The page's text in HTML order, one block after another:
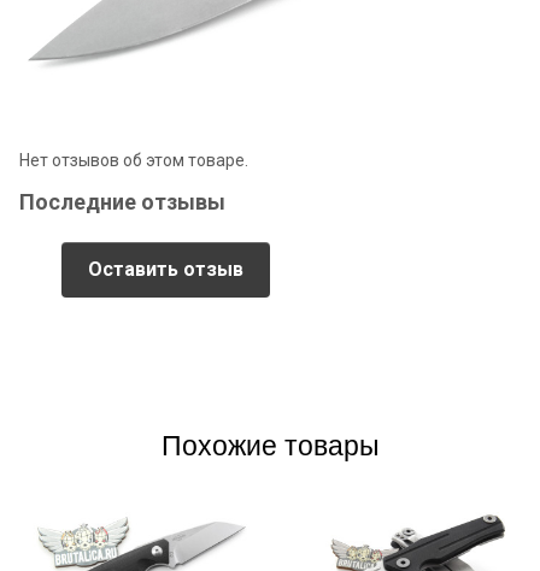
Нет отзывов об этом товаре.
Последние отзывы
Оставить отзыв
Похожие товары